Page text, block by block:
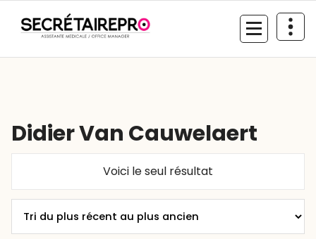
contenu
Didier Van Cauwelaert
Voici le seul résultat